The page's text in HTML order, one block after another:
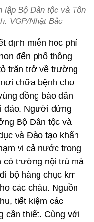
lập Bộ Dân tộc và Tôn
VGP/Nhật Bắc
định miễn học phí
đến phổ thông
trăn trở về trường
chữa bệnh cho
đồng bào dân
đảo. Người đứng
Bộ Dân tộc và
và Đào tạo khẩn
vi cả nước trong
có trường nội trú mà
bộ hàng chục km
các cháu. Nguồn
tiết kiệm các
cần thiết. Cùng với